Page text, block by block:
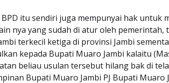
itu sendiri juga mempunyai hak untuk
nya yang sudah di atur oleh pemerintah,
terkecil ketiga di provinsi Jambi
kepada Bupati Muaro Jambi kalaitu
beliau usulan tersebut hilang bak di
Bupati Muaro Jambi PJ Bupati Muaro